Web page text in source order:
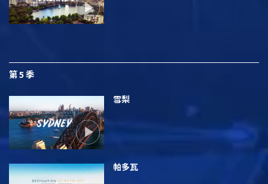
第 5 季
雪梨
帕多瓦